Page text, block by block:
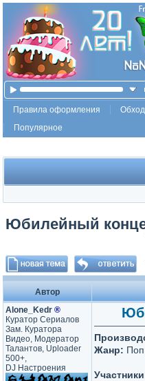
Правила оформления
Обход
Популярное
Юбилейный
Автор
Alone_Kedr ®
Куратор Сериалов
Зам. Куратора
Видео, Модератор
Талантов, Uploader
500+,
DJ Настроения
Жанр: